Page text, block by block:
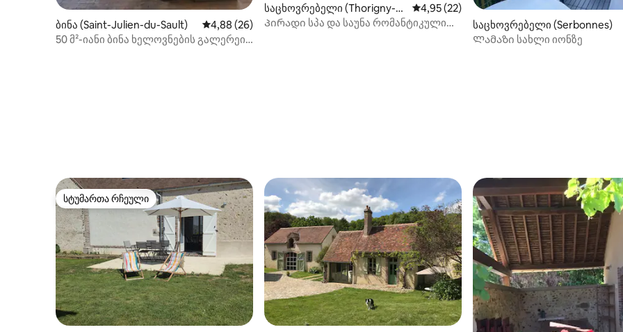
ბინა (Saint-Julien-du-Sault) საშუალო შეფასებაა 5‑დან 4,88, 26 მიმოხილვა
4,88 (26)
50 მ²-იანი ბინა ხელოვნების გალერეის
საცხოვრებელი (Thorigny-su
r-Oreuse)
საშუალო შეფასებაა 5‑დან 4,95, 22
4,95 (22)
Პირადი სპა და საუნა რომანტიკული
საცხოვრებელი (Serbonnes)
Ლამაზი სახლი იონზე
სტუმართა რჩეული
სტუმართა რჩეული